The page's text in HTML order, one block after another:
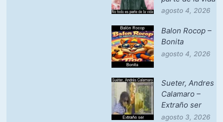
agosto 4, 2026
Balon Rocop –
Bonita
agosto 4, 2026
Sueter, Andres
Calamaro –
Extraño ser
agosto 3, 2026